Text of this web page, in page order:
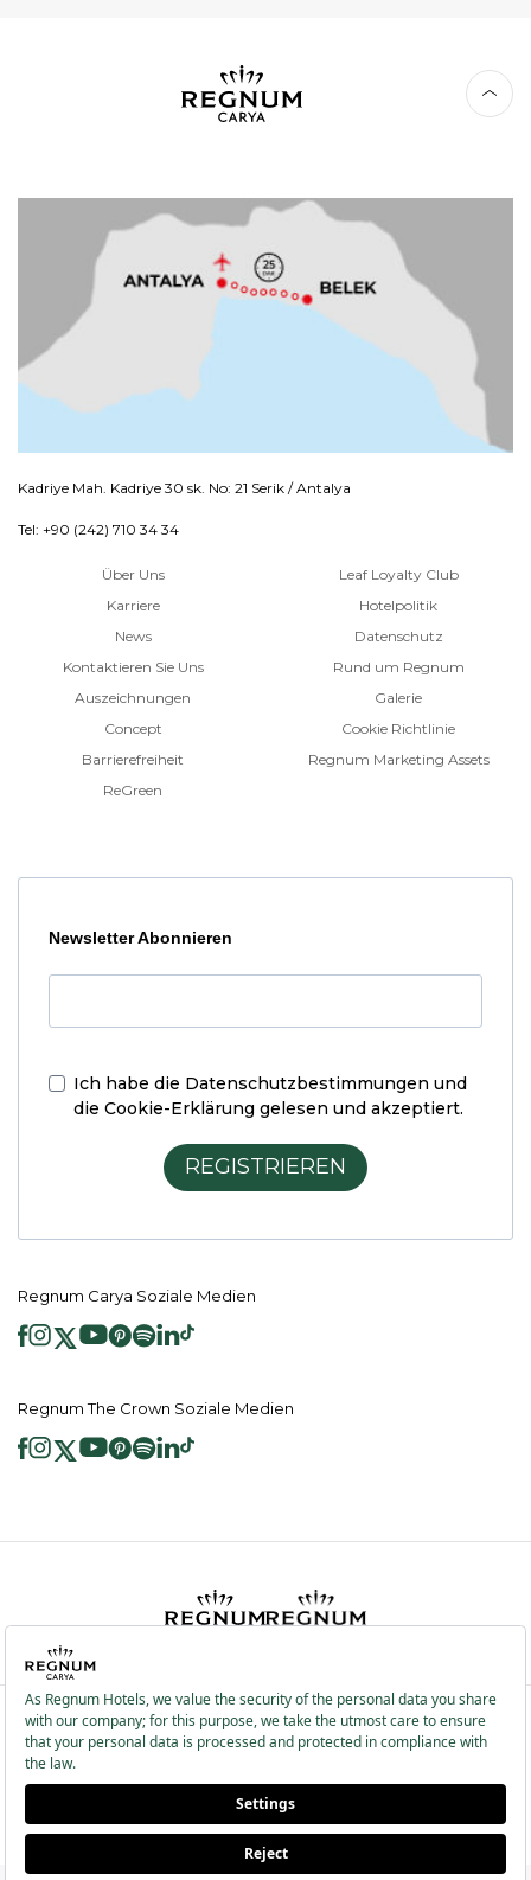
Kadriye Mah. Kadriye 30 sk. No: 21 Serik / Antalya
Tel: +90 (242) 710 34 34
Über Uns
Karriere
News
Kontaktieren Sie Uns
Auszeichnungen
Concept
Barrierefreiheit
ReGreen
Leaf Loyalty Club
Hotelpolitik
Datenschutz
Rund um Regnum
Galerie
Cookie Richtlinie
Regnum Marketing Assets
Newsletter Abonnieren
Ich habe die Datenschutzbestimmungen und
die Cookie-Erklärung gelesen und akzeptiert.
REGISTRIEREN
Regnum Carya Soziale Medien
Regnum The Crown Soziale Medien
2026 ® Regnum Hotels. Alle Rechte vorbehalten.